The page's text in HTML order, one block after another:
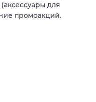
для
промоакций.